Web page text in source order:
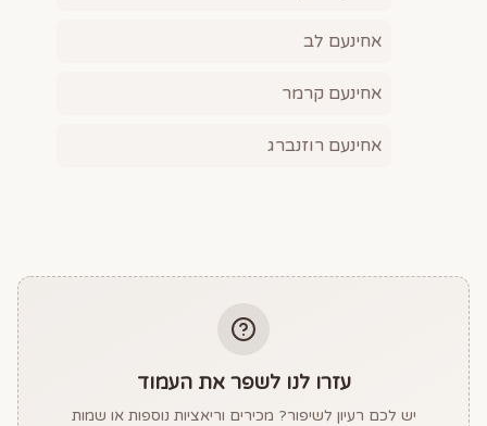
אחינעם לב
אחינעם קרמר
אחינעם רוזנברג
עזרו לנו לשפר את העמוד
יש לכם רעיון לשיפור? מכירים וריאציות נוספות או שמות